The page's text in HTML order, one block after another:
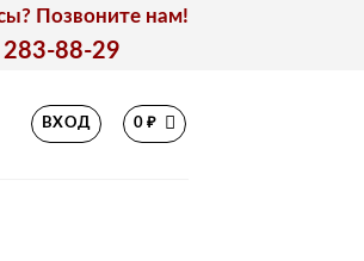
Позвоните нам!
283-88-29
ВХОД 0₽